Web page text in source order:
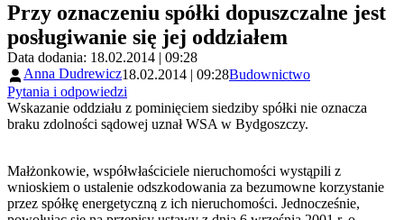
Przy oznaczeniu spółki dopuszczalne jest
posługiwanie się jej oddziałem
Data dodania: 18.02.2014 | 09:28
Anna Dudrewicz18.02.2014 | 09:28Budownictwo
Pytania i odpowiedzi
Wskazanie oddziału z pominięciem siedziby spółki nie oznacza
braku zdolności sądowej uznał WSA w Bydgoszczy.
Małżonkowie, współwłaściciele nieruchomości wystąpili z
wnioskiem o ustalenie odszkodowania za bezumowne korzystanie
przez spółkę energetyczną z ich nieruchomości. Jednocześnie,